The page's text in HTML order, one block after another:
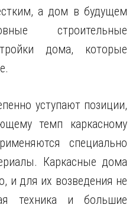
а дом в будущем
строительные
дома, которые
уступают позиции,
темп каркасному
специально
Каркасные дома
и для их возведения не
техника и большие